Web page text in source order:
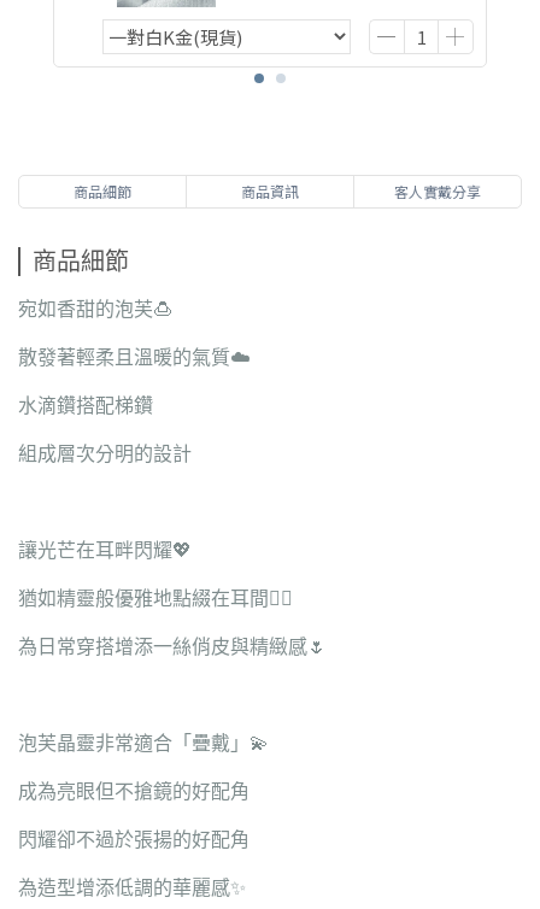
商品細節 商品資訊 客人實戴分享
商品細節
宛如香甜的泡芙🍮
散發著輕柔且溫暖的氣質☁️
水滴鑽搭配梯鑽
組成層次分明的設計
讓光芒在耳畔閃耀💖
猶如精靈般優雅地點綴在耳間🧚‍♀️
為日常穿搭增添一絲俏皮與精緻感🌷
泡芙晶靈非常適合「疊戴」💫
成為亮眼但不搶鏡的好配角
閃耀卻不過於張揚的好配角
為造型增添低調的華麗感✨